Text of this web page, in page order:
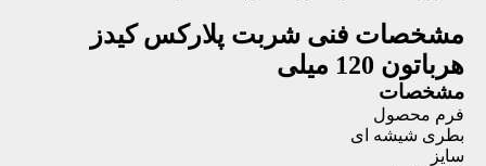
مشخصات فنی شربت پلارکس کیدز
هرباتون 120 میلی
مشخصات
فرم محصول
بطری شیشه ای
سایز